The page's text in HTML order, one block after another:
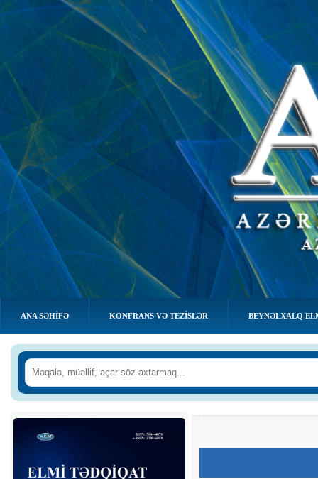
ANA SƏHIFƏ KONFRANS VƏ TEZİSLƏR BEYNƏLXALQ